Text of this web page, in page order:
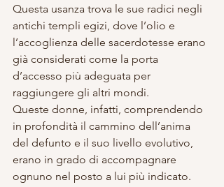
Questa usanza trova le sue radici negli
antichi templi egizi, dove l’olio e
l’accoglienza delle sacerdotesse erano
già considerati come la porta
d’accesso più adeguata per
raggiungere gli altri mondi.
Queste donne, infatti, comprendendo
in profondità il cammino dell’anima
del defunto e il suo livello evolutivo,
erano in grado di accompagnare
ognuno nel posto a lui più indicato.